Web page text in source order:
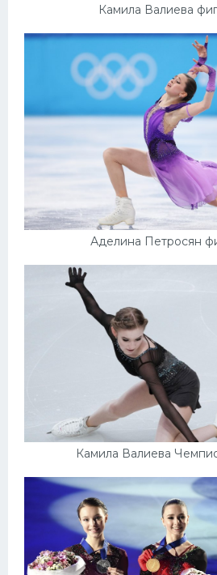
Камила Валиева
Аделина Петросян
Камила Валиева